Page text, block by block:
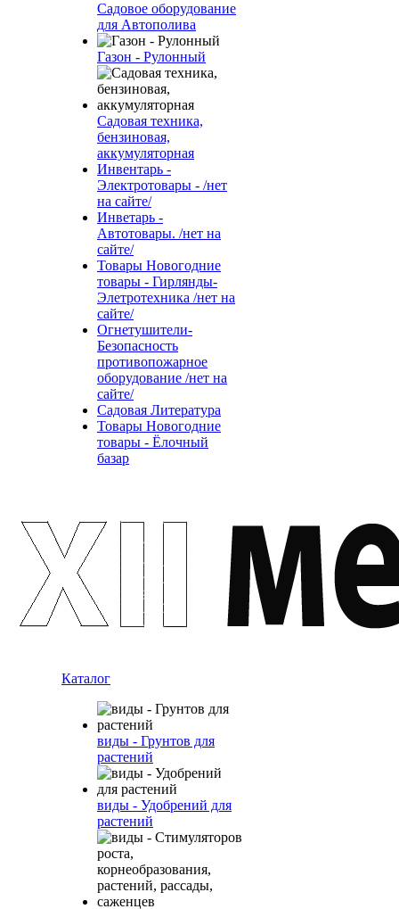
Садовое оборудование
для Автополива
Газон - Рулонный
Садовая техника,
бензиновая,
аккумуляторная
Инвентарь -
Электротовары - /нет
на сайте/
Инветарь -
Автотовары. /нет на
сайте/
Товары Новогодние
товары - Гирлянды-
Элетротехника /нет на
сайте/
Огнетушители-
Безопасность
противопожарное
оборудование /нет на
сайте/
Садовая Литература
Товары Новогодние
товары - Ёлочный
базар
Каталог
виды - Грунтов для
растений
виды - Удобрений для
растений